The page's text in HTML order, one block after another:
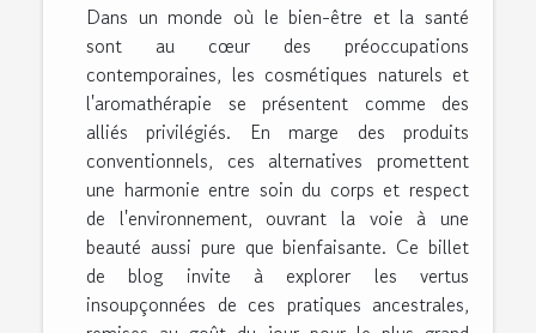
Dans un monde où le bien-être et la santé
sont au cœur des préoccupations
contemporaines, les cosmétiques naturels et
l'aromathérapie se présentent comme des
alliés privilégiés. En marge des produits
conventionnels, ces alternatives promettent
une harmonie entre soin du corps et respect
de l'environnement, ouvrant la voie à une
beauté aussi pure que bienfaisante. Ce billet
de blog invite à explorer les vertus
insoupçonnées de ces pratiques ancestrales,